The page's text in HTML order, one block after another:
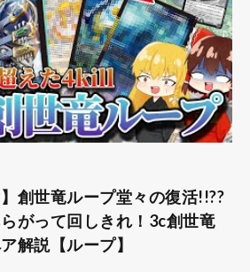
】創世竜ループ堂々の復活!!??
がって回しきれ！3c創世竜
解説【ループ】